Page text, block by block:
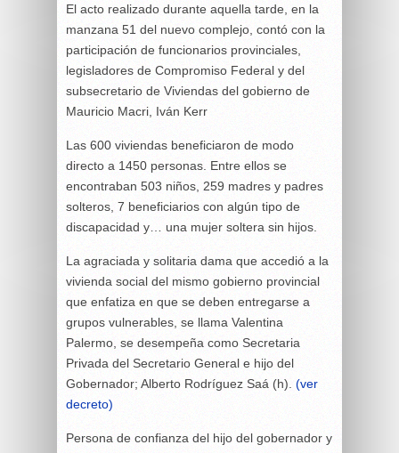
El acto realizado durante aquella tarde, en la
manzana 51 del nuevo complejo, contó con la
participación de funcionarios provinciales,
legisladores de Compromiso Federal y del
subsecretario de Viviendas del gobierno de
Mauricio Macri, Iván Kerr
Las 600 viviendas beneficiaron de modo
directo a 1450 personas. Entre ellos se
encontraban 503 niños, 259 madres y padres
solteros, 7 beneficiarios con algún tipo de
discapacidad y… una mujer soltera sin hijos.
La agraciada y solitaria dama que accedió a la
vivienda social del mismo gobierno provincial
que enfatiza en que se deben entregarse a
grupos vulnerables, se llama Valentina
Palermo, se desempeña como Secretaria
Privada del Secretario General e hijo del
Gobernador; Alberto Rodríguez Saá (h). (ver
decreto)
Persona de confianza del hijo del gobernador y